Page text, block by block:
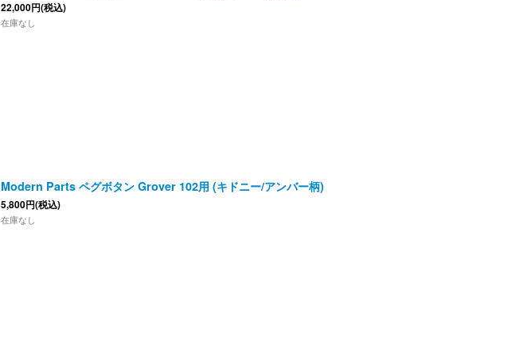
22,000円(税込)
在庫なし
Modern Parts ペグボタン Grover 102用 (キドニー/アンバー柄)
5,800円(税込)
在庫なし